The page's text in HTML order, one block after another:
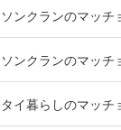
ソンクランのマッチ
ソンクランのマッチ
タイ暮らしのマッチ